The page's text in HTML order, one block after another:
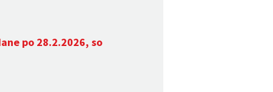
po 28.2.2026, so